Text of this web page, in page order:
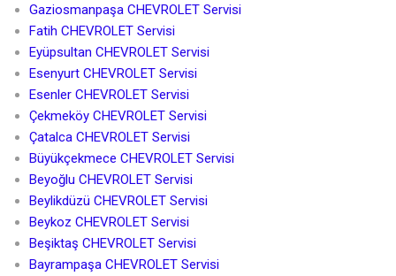
Gaziosmanpaşa CHEVROLET Servisi
Fatih CHEVROLET Servisi
Eyüpsultan CHEVROLET Servisi
Esenyurt CHEVROLET Servisi
Esenler CHEVROLET Servisi
Çekmeköy CHEVROLET Servisi
Çatalca CHEVROLET Servisi
Büyükçekmece CHEVROLET Servisi
Beyoğlu CHEVROLET Servisi
Beylikdüzü CHEVROLET Servisi
Beykoz CHEVROLET Servisi
Beşiktaş CHEVROLET Servisi
Bayrampaşa CHEVROLET Servisi